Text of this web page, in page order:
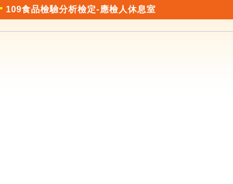
109食品檢驗分析檢定-應檢人休息室